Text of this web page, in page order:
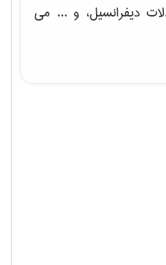
دیفرانسیل، و ... می